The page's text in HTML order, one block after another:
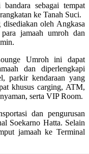
sebagai tempat
ke Tanah Suci.
oleh Angkasa
jamaah umroh dan
Umroh ini dapat
dan diperlengkapi
parkir kendaraan yang
khusus carging, ATM,
serta VIP Room.
dan pengurusan
Soekarno Hatta. Selain
jamaah ke Terminal